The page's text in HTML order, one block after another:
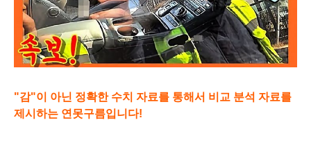
"감"이 아닌 정확한 수치 자료를 통해서 비교 분석 자료를
제시하는 연못구름입니다!